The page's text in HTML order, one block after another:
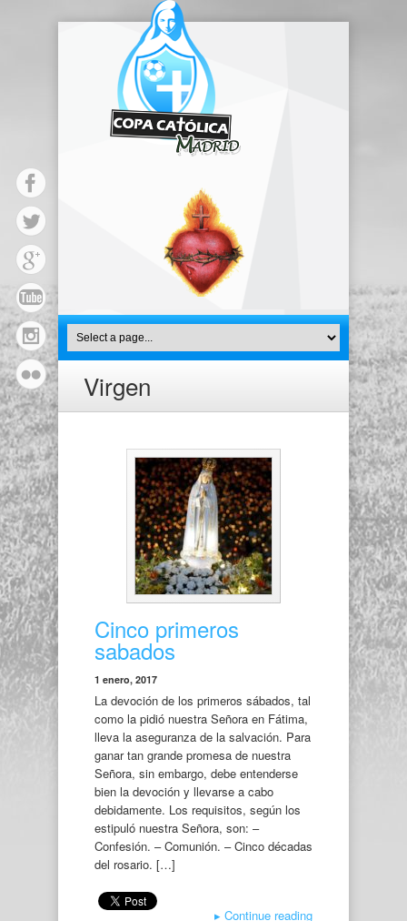
Virgen
Cinco primeros
sabados
1 enero, 2017
La devoción de los primeros sábados, tal
como la pidió nuestra Señora en Fátima,
lleva la aseguranza de la salvación. Para
ganar tan grande promesa de nuestra
Señora, sin embargo, debe entenderse
bien la devoción y llevarse a cabo
debidamente. Los requisitos, según los
estipuló nuestra Señora, son: –
Confesión. – Comunión. – Cinco décadas
del rosario. […]
▸ Continue reading